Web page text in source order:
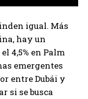
igual. Más
hay un
4,5% en Palm
emergentes
entre Dubái y
si se busca